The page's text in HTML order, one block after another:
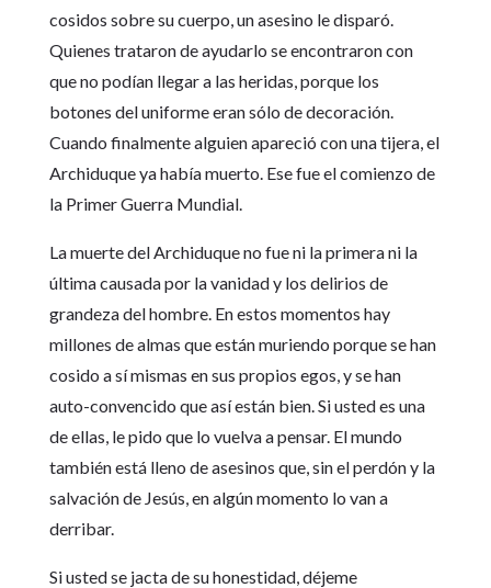
cosidos sobre su cuerpo, un asesino le disparó.
Quienes trataron de ayudarlo se encontraron con
que no podían llegar a las heridas, porque los
botones del uniforme eran sólo de decoración.
Cuando finalmente alguien apareció con una tijera, el
Archiduque ya había muerto. Ese fue el comienzo de
la Primer Guerra Mundial.
La muerte del Archiduque no fue ni la primera ni la
última causada por la vanidad y los delirios de
grandeza del hombre. En estos momentos hay
millones de almas que están muriendo porque se han
cosido a sí mismas en sus propios egos, y se han
auto-convencido que así están bien. Si usted es una
de ellas, le pido que lo vuelva a pensar. El mundo
también está lleno de asesinos que, sin el perdón y la
salvación de Jesús, en algún momento lo van a
derribar.
Si usted se jacta de su honestidad, déjeme